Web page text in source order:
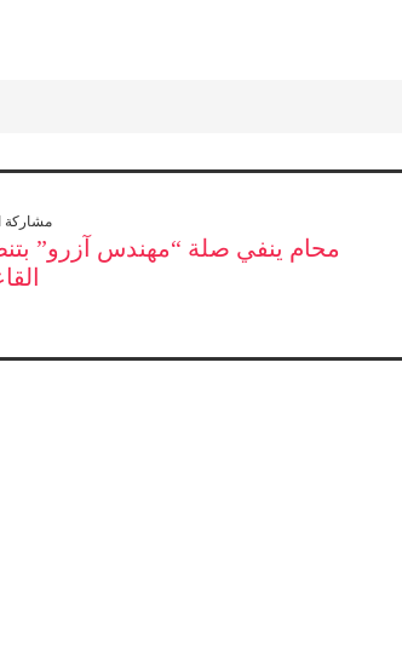
مشاركة
محام ينفي صلة “مهندس آزرو”